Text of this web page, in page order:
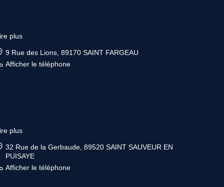
plus
9 Rue des Lions, 89170 SAINT FARGEAU
Afficher le téléphone
plus
32 Rue de la Gerbaude, 89520 SAINT SAUVEUR EN
PUISAYE
Afficher le téléphone